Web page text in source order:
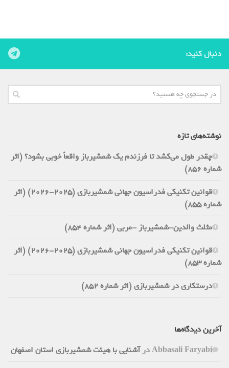
دنبال کنید:
نوشته‌های تازه
چقدر طول می‌کشد تا فرزندم یک شمشیرباز واقعاً خوبی بشود؟ (اثر
شماره 856)
قوانین تکنیکی فدراسیون جهانی شمشیربازی (2025-2026) (اثر
شماره 855)
مثلث والدین-شمشیرباز -مربی (اثر شماره 854)
قوانین تکنیکی فدراسیون جهانی شمشیربازی (2025-2026) (اثر
شماره 853)
درستکاری در شمشیربازی (اثر شماره 852)
آخرین دیدگاه‌ها
Abbasali Faryabiدرآشنایی با هیئت شمشیربازی استان اصفهان